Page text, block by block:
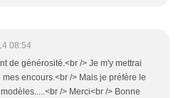
08:54
de générosité.<br /> Je m'y mettrai
encours.<br /> Mais je préfère le
/> Merci<br /> Bonne